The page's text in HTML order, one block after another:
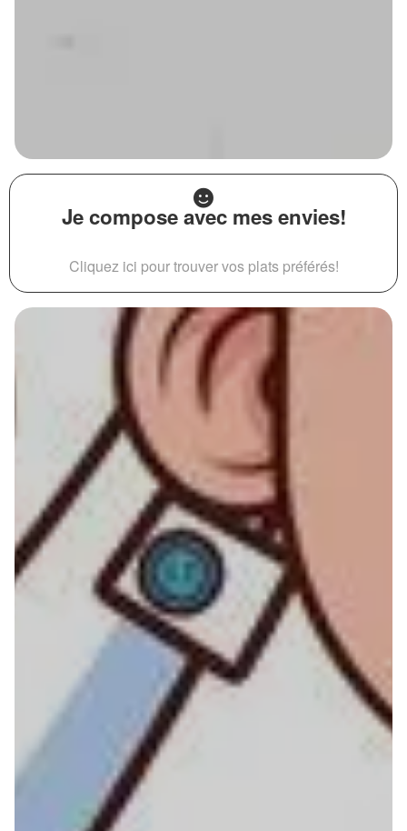
Je compose avec mes envies!
Cliquez ici pour trouver vos plats préférés!